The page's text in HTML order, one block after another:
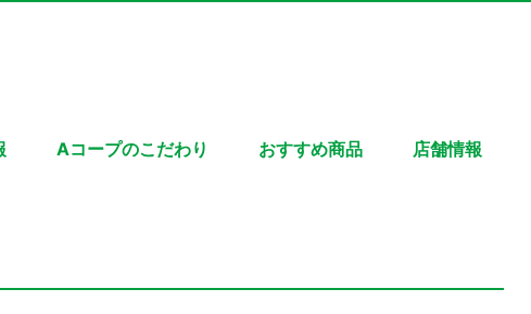
Aコープのこだわり おすすめ商品 店舗情報